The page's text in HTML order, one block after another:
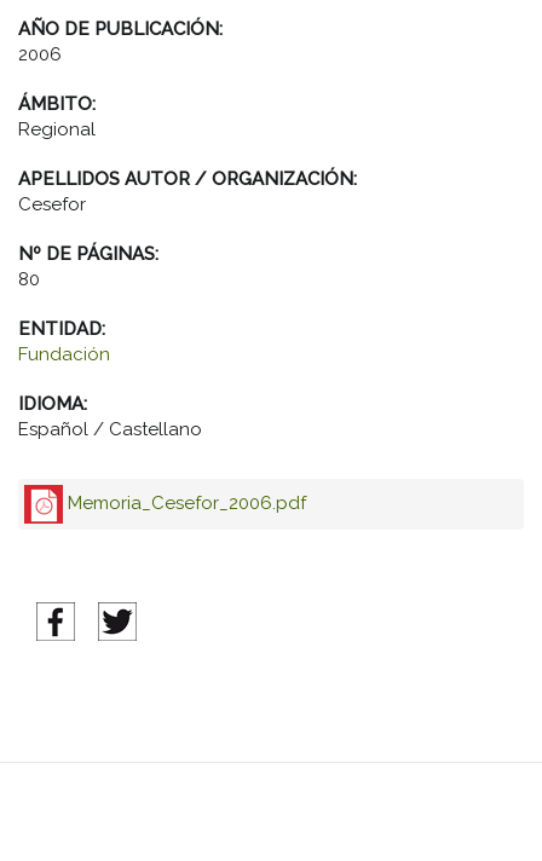
AÑO DE PUBLICACIÓN:
2006
ÁMBITO:
Regional
APELLIDOS AUTOR / ORGANIZACIÓN:
Cesefor
Nº DE PÁGINAS:
80
ENTIDAD:
Fundación
IDIOMA:
Español / Castellano
Memoria_Cesefor_2006.pdf